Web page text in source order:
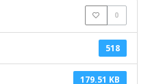
0
518
179.51 KB